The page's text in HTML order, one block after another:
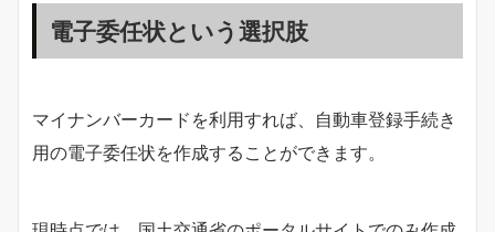
電子委任状という選択肢
マイナンバーカードを利用すれば、自動車登録手続き
用の電子委任状を作成することができます。